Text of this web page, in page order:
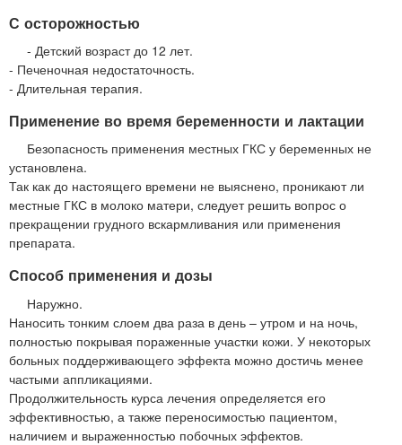
С осторожностью
- Детский возраст до 12 лет.
- Печеночная недостаточность.
- Длительная терапия.
Применение во время беременности и лактации
Безопасность применения местных ГКС у беременных не
установлена.
Так как до настоящего времени не выяснено, проникают ли
местные ГКС в молоко матери, следует решить вопрос о
прекращении грудного вскармливания или применения
препарата.
Способ применения и дозы
Наружно.
Наносить тонким слоем два раза в день – утром и на ночь,
полностью покрывая пораженные участки кожи. У некоторых
больных поддерживающего эффекта можно достичь менее
частыми аппликациями.
Продолжительность курса лечения определяется его
эффективностью, а также переносимостью пациентом,
наличием и выраженностью побочных эффектов.